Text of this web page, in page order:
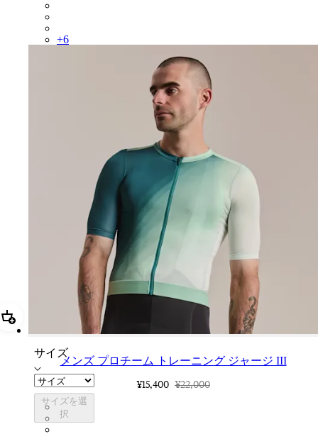
+6
追加 メンズ プロチーム トレーニング ジャージ III
サイズ
サイズを選
択
メンズ プロチーム トレーニング ジャージ III
¥15,400 ¥22,000
CUN01XX26G
CUN01XXBLW